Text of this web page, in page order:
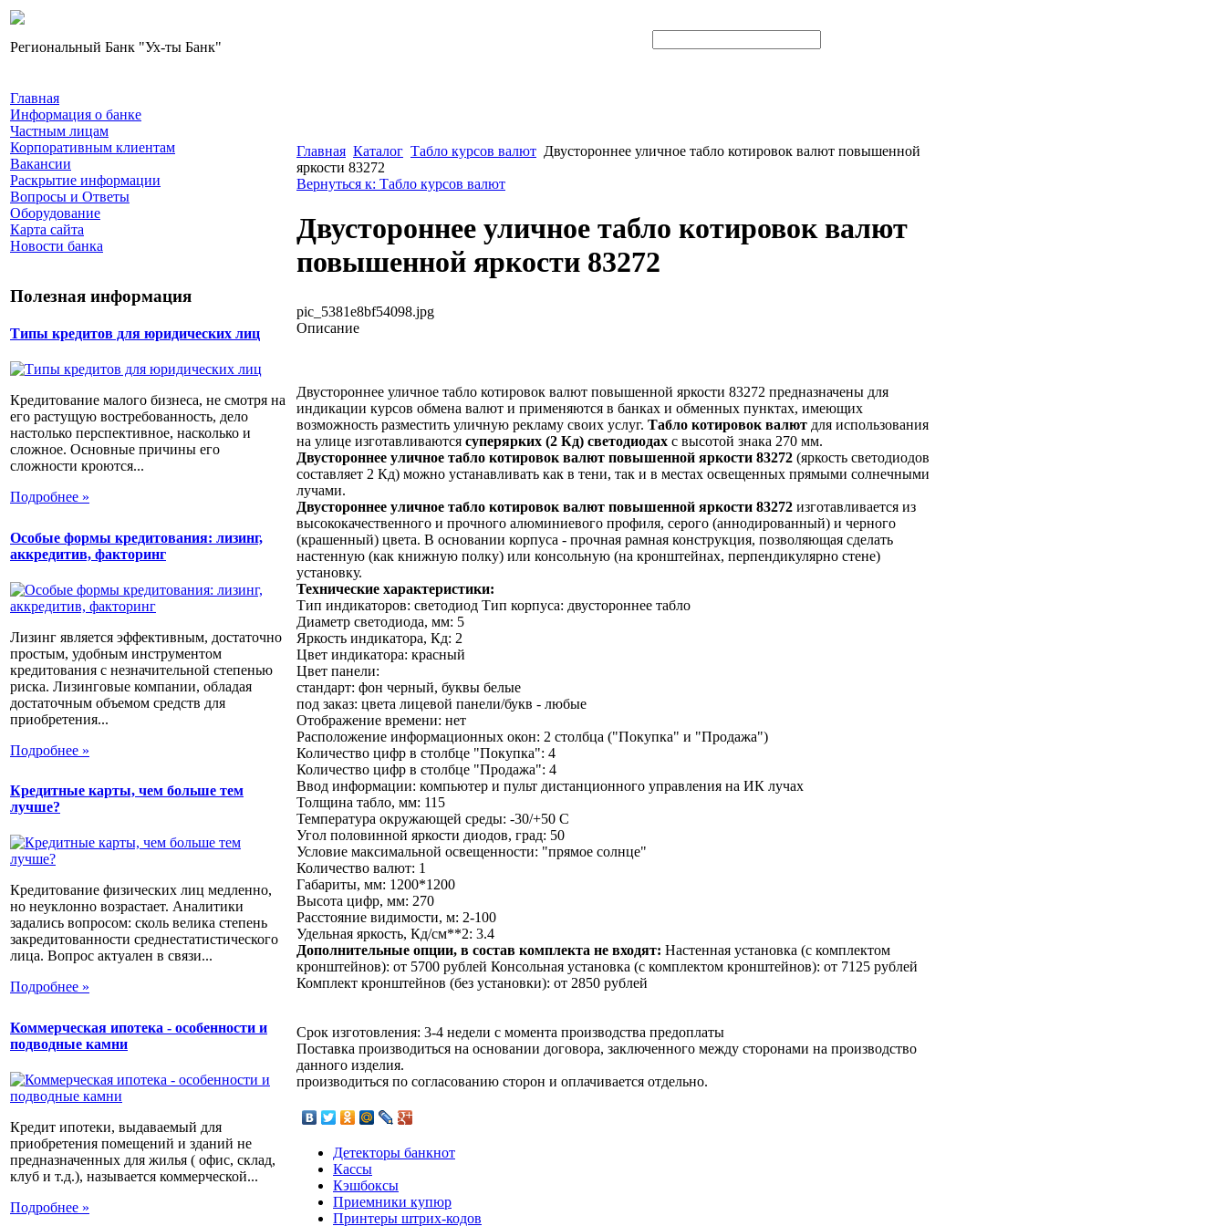
Региональный Банк "Ух-ты Банк"
Главная
Информация о банке
Частным лицам
Корпоративным клиентам
Вакансии
Раскрытие информации
Вопросы и Ответы
Оборудование
Карта сайта
Новости банка
Полезная информация
Типы кредитов для юридических лиц
Кредитование малого бизнеса, не смотря на
его растущую востребованность, дело
настолько перспективное, насколько и
сложное. Основные причины его
сложности кроются...
Подробнее »
Особые формы кредитования: лизинг,
аккредитив, факторинг
Лизинг является эффективным, достаточно
простым, удобным инструментом
кредитования с незначительной степенью
риска. Лизинговые компании, обладая
достаточным объемом средств для
приобретения...
Подробнее »
Кредитные карты, чем больше тем
лучше?
Кредитование физических лиц медленно,
но неуклонно возрастает. Аналитики
задались вопросом: сколь велика степень
закредитованности среднестатистического
лица. Вопрос актуален в связи...
Подробнее »
Коммерческая ипотека - особенности и
подводные камни
Кредит ипотеки, выдаваемый для
приобретения помещений и зданий не
предназначенных для жилья ( офис, склад,
клуб и т.д.), называется коммерческой...
Подробнее »
Главная Каталог Табло курсов валют Двустороннее уличное табло котировок валют повышенной
яркости 83272
Вернуться к: Табло курсов валют
Двустороннее уличное табло котировок валют
повышенной яркости 83272
pic_5381e8bf54098.jpg
Описание
Двустороннее уличное табло котировок валют повышенной яркости 83272 предназначены для
индикации курсов обмена валют и применяются в банках и обменных пунктах, имеющих
возможность разместить уличную рекламу своих услуг. Табло котировок валют для использования
на улице изготавливаются суперярких (2 Кд) светодиодах с высотой знака 270 мм.
Двустороннее уличное табло котировок валют повышенной яркости 83272 (яркость светодиодов
составляет 2 Кд) можно устанавливать как в тени, так и в местах освещенных прямыми солнечными
лучами.
Двустороннее уличное табло котировок валют повышенной яркости 83272 изготавливается из
высококачественного и прочного алюминиевого профиля, серого (аннодированный) и черного
(крашенный) цвета. В основании корпуса - прочная рамная конструкция, позволяющая сделать
настенную (как книжную полку) или консольную (на кронштейнах, перпендикулярно стене)
установку.
Технические характеристики:
Тип индикаторов: светодиод Тип корпуса: двустороннее табло
Диаметр светодиода, мм: 5
Яркость индикатора, Кд: 2
Цвет индикатора: красный
Цвет панели:
стандарт: фон черный, буквы белые
под заказ: цвета лицевой панели/букв - любые
Отображение времени: нет
Расположение информационных окон: 2 столбца ("Покупка" и "Продажа")
Количество цифр в столбце "Покупка": 4
Количество цифр в столбце "Продажа": 4
Ввод информации: компьютер и пульт дистанционного управления на ИК лучах
Толщина табло, мм: 115
Температура окружающей среды: -30/+50 С
Угол половинной яркости диодов, град: 50
Условие максимальной освещенности: "прямое солнце"
Количество валют: 1
Габариты, мм: 1200*1200
Высота цифр, мм: 270
Расстояние видимости, м: 2-100
Удельная яркость, Кд/см**2: 3.4
Дополнительные опции, в состав комплекта не входят: Настенная установка (с комплектом
кронштейнов): от 5700 рублей Консольная установка (с комплектом кронштейнов): от 7125 рублей
Комплект кронштейнов (без установки): от 2850 рублей
Срок изготовления: 3-4 недели с момента производства предоплаты
Поставка производиться на основании договора, заключенного между сторонами на производство
данного изделия.
производиться по согласованию сторон и оплачивается отдельно.
Детекторы банкнот
Кассы
Кэшбоксы
Приемники купюр
Принтеры штрих-кодов